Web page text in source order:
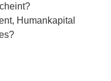
Humankapital